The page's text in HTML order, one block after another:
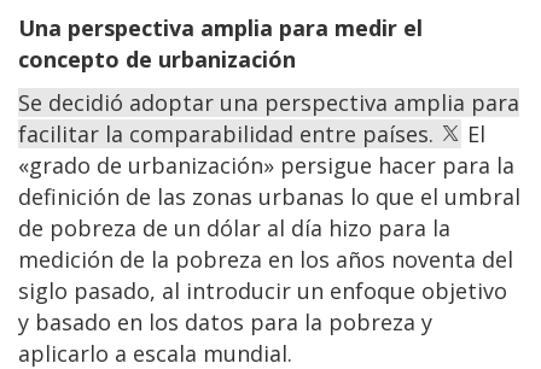
Una perspectiva amplia para medir el
concepto de urbanización
Se decidió adoptar una perspectiva amplia para
facilitar la comparabilidad entre países.
El
«grado de urbanización» persigue hacer para la
definición de las zonas urbanas lo que el umbral
de pobreza de un dólar al día hizo para la
medición de la pobreza en los años noventa del
siglo pasado, al introducir un enfoque objetivo
y basado en los datos para la pobreza y
aplicarlo a escala mundial.